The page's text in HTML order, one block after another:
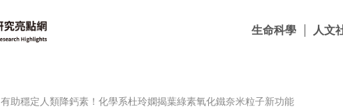
生命科學 人文
有助穩定人類降鈣素！化學系杜玲嫻揭葉綠素氧化鐵奈米粒子新功能